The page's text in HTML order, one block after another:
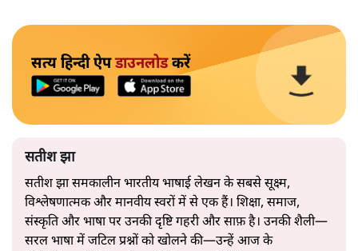
सत्य हिन्दी ऐपडाउनलोडकरें
सतीश झा
सतीश झा समकालीन भारतीय भाषाई लेखन के सबसे सूक्ष्म,
विश्लेषणात्मक और मानवीय स्वरों में से एक हैं। शिक्षा, समाज,
संस्कृति और भाषा पर उनकी दृष्टि गहरी और साफ़ है। उनकी शैली—
सरल भाषा में जटिल प्रश्नों को खोलने की—उन्हें आज के